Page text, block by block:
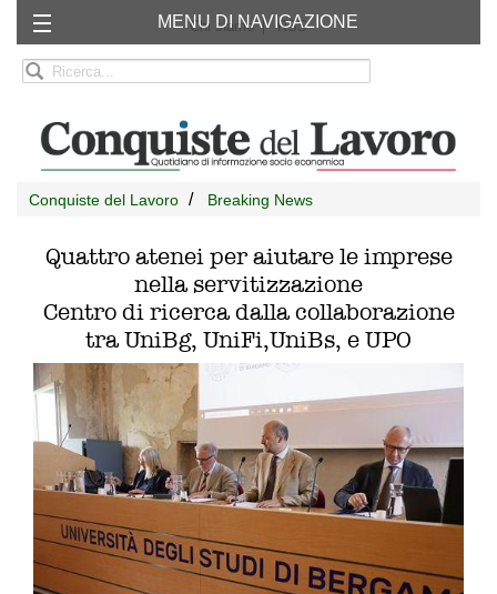
Chi siamo RSS
MENU DI NAVIGAZIONE
Conquiste del Lavoro Breaking News
Quattro atenei per aiutare le imprese
nella servitizzazione
Centro di ricerca dalla collaborazione
tra UniBg, UniFi,UniBs, e UPO